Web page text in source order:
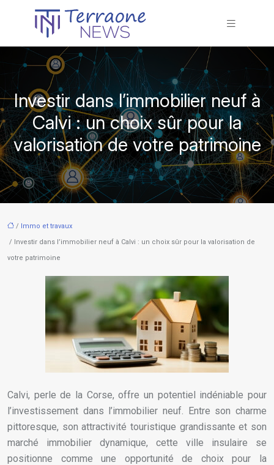
Investir dans l’immobilier neuf à
Calvi : un choix sûr pour la
valorisation de votre patrimoine
/ Immo et travaux
/ Investir dans l’immobilier neuf à Calvi : un choix sûr pour la valorisation de
votre patrimoine
Calvi, perle de la Corse, offre un potentiel indéniable pour
l’investissement dans l’immobilier neuf. Entre son charme
pittoresque, son attractivité touristique grandissante et son
marché immobilier dynamique, cette ville insulaire se
positionne comme une opportunité de choix pour la